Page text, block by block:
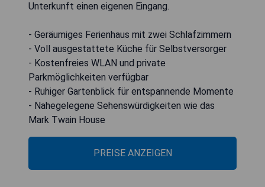
Unterkunft einen eigenen Eingang.
- Geräumiges Ferienhaus mit zwei Schlafzimmern
- Voll ausgestattete Küche für Selbstversorger
- Kostenfreies WLAN und private
Parkmöglichkeiten verfügbar
- Ruhiger Gartenblick für entspannende Momente
- Nahegelegene Sehenswürdigkeiten wie das
Mark Twain House
PREISE ANZEIGEN